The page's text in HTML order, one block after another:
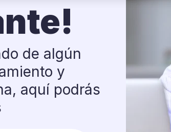
de algún
y
aquí podrás